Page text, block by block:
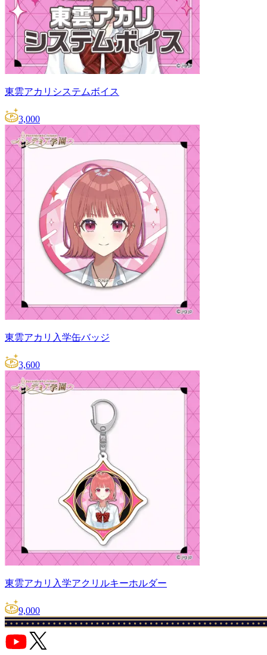
東雲アカリシステムボイス
3,000
東雲アカリ入学缶バッジ
3,600
東雲アカリ入学アクリルキーホルダー
9,000